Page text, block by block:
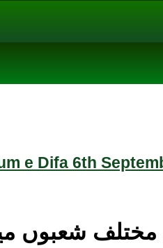
e Difa 6th
مختلف